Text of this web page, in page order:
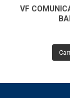
VF